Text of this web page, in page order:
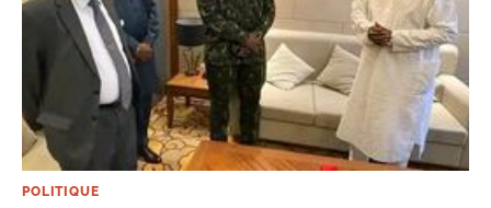
POLITIQUE